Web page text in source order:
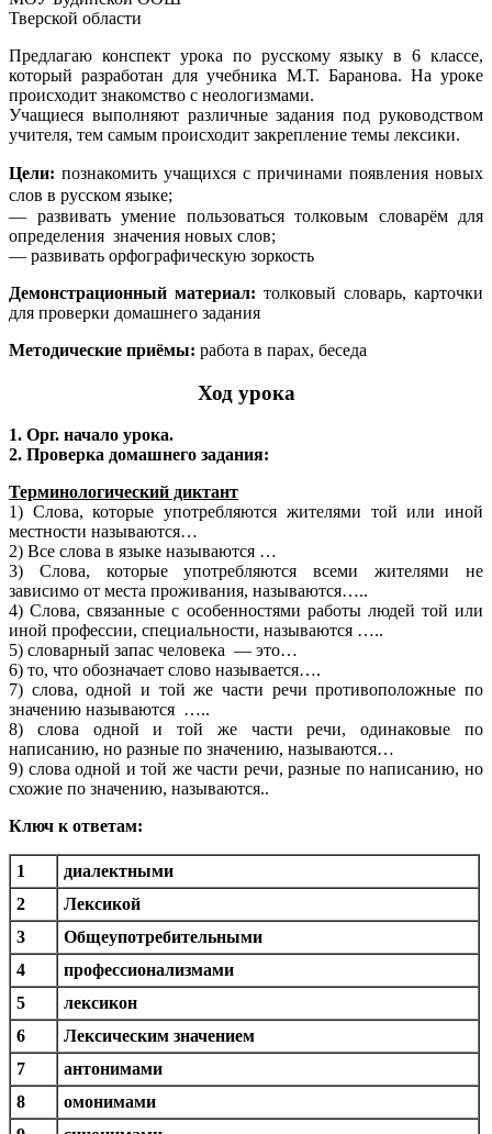
Тверской области
Предлагаю конспект урока по русскому языку в 6 классе,
который разработан для учебника М.Т. Баранова. На уроке
происходит знакомство с неологизмами.
Учащиеся выполняют различные задания под руководством
учителя, тем самым происходит закрепление темы лексики.
Цели: познакомить учащихся с причинами появления новых
слов в русском языке;
— развивать умение пользоваться толковым словарём для
определения значения новых слов;
— развивать орфографическую зоркость
Демонстрационный материал: толковый словарь, карточки
для проверки домашнего задания
Методические приёмы: работа в парах, беседа
Ход урока
1. Орг. начало урока.
2. Проверка домашнего задания:
Терминологический диктант
1) Слова, которые употребляются жителями той или иной
местности называются…
2) Все слова в языке называются …
3) Слова, которые употребляются всеми жителями не
зависимо от места проживания, называются…..
4) Слова, связанные с особенностями работы людей той или
иной профессии, специальности, называются …..
5) словарный запас человека — это…
6) то, что обозначает слово называется….
7) слова, одной и той же части речи противоположные по
значению называются …..
8) слова одной и той же части речи, одинаковые по
написанию, но разные по значению, называются…
9) слова одной и той же части речи, разные по написанию, но
схожие по значению, называются..
Ключ к ответам:
1
диалектными
2
Лексикой
3
Общеупотребительными
4
профессионализмами
5
лексикон
6
Лексическим значением
7
антонимами
8
омонимами